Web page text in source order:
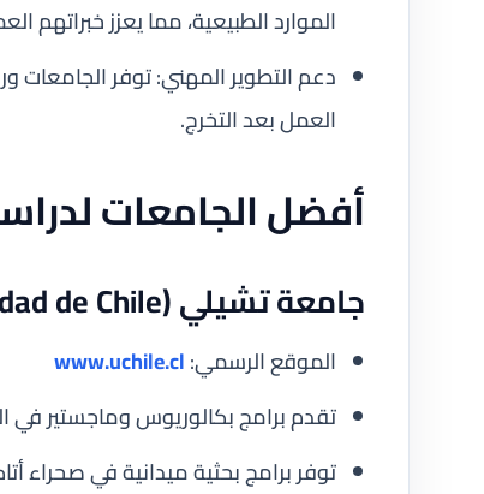
الموارد الطبيعية، مما يعزز خبراتهم
دعم التطوير المهني: توفر
العمل بعد التخرج.
أفضل الجامعات
جامعة تشيلي (Universidad de Chile)
الموقع الرسمي:www.uchile.cl
تقدم برامج بكالوريوس وماجستير في
توفر برامج بحثية ميدانية في صحراء